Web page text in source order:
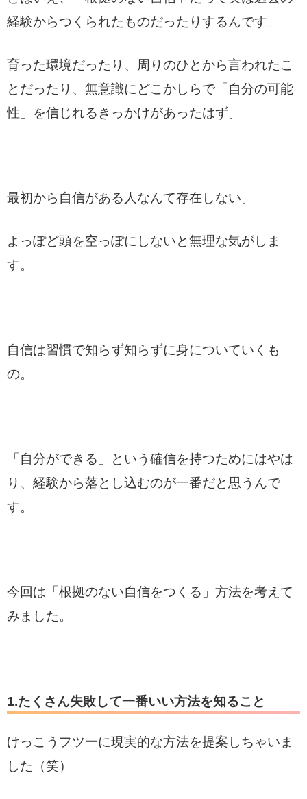
経験からつくられたものだったりするんです。
育った環境だったり、周りのひとから言われたこ
とだったり、無意識にどこかしらで「自分の可能
性」を信じれるきっかけがあったはず。
最初から自信がある人なんて存在しない。
よっぽど頭を空っぽにしないと無理な気がしま
す。
自信は習慣で知らず知らずに身についていくも
の。
「自分ができる」という確信を持つためにはやは
り、経験から落とし込むのが一番だと思うんで
す。
今回は「根拠のない自信をつくる」方法を考えて
みました。
1.たくさん失敗して一番いい方法を知ること
けっこうフツーに現実的な方法を提案しちゃいま
した（笑）